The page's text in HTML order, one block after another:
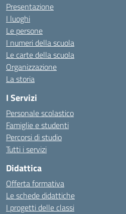
Presentazione
I luoghi
Le persone
I numeri della scuola
Le carte della scuola
Organizzazione
La storia
I Servizi
Personale scolastico
Famiglie e studenti
Percorsi di studio
Tutti i servizi
Didattica
Offerta formativa
Le schede didattiche
I progetti delle classi